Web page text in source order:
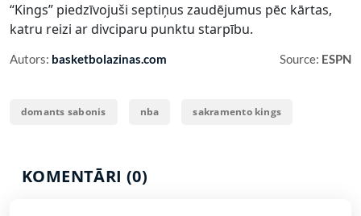
“Kings” piedzīvojuši septiņus zaudējumus pēc kārtas,
katru reizi ar divciparu punktu starpību.
Autors: basketbolazinas.com Source: ESPN
domants sabonis nba sakramento kings
KOMENTĀRI (0)